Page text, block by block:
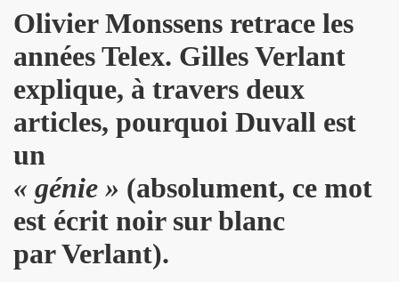
Olivier Monssens retrace les
années Telex. Gilles Verlant
explique, à travers deux
articles, pourquoi Duvall est
un
« génie » (absolument, ce mot
est écrit noir sur blanc
par Verlant).
DUVALL et MARIE FRANCE le 24 septembre 2007 a la
dans "ROCK & FOLK" (juillet 2008).
DE LA DISCOTHEQUE" (septembre 1983).
dans "TELERAMA" du 7 octobre 2009.
sur le site de RFI (octobre 2009).
PACADIS (1978).
"LIBERATION" (14 avril 2003).
dans "LE MONDE" (avril 2003).